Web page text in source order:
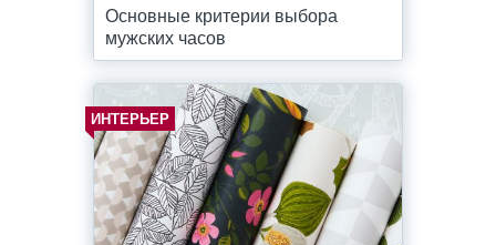
Основные критерии выбора
мужских часов
ИНТЕРЬЕР